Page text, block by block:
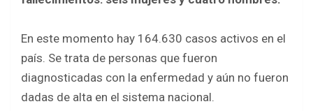
En este momento hay 164.630 casos activos en el
país. Se trata de personas que fueron
diagnosticadas con la enfermedad y aún no fueron
dadas de alta en el sistema nacional.